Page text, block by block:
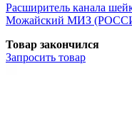
Расширитель канала
Можайский МИЗ
Товар закончился
Запросить товар